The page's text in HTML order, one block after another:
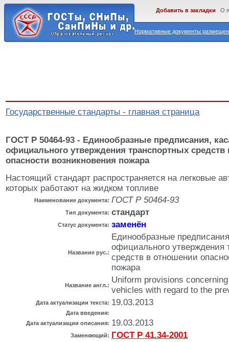
Нормативные документы
Добавить в закладки О
Государственные стандарты - главная страница
ГОСТ Р 50464-93 - Единообразные предписания,
официального утверждения транспортных средств
опасности возникновения пожара
Настоящий стандарт распространяется на легковые
которых работают на жидком топливе
Наименование документа: ГОСТ Р 50464-93
Тип документа: стандарт
Статус документа: заменён
Название рус.:
Единообразные
официального утверждения
средств в отношении
пожара
Название англ.:
Uniform provisions
vehicles with regard to the
Дата актуализации текста: 19.03.2013
Дата введения:
Дата актуализации описания: 19.03.2013
Заменяющий: ГОСТ Р 41.34-2001